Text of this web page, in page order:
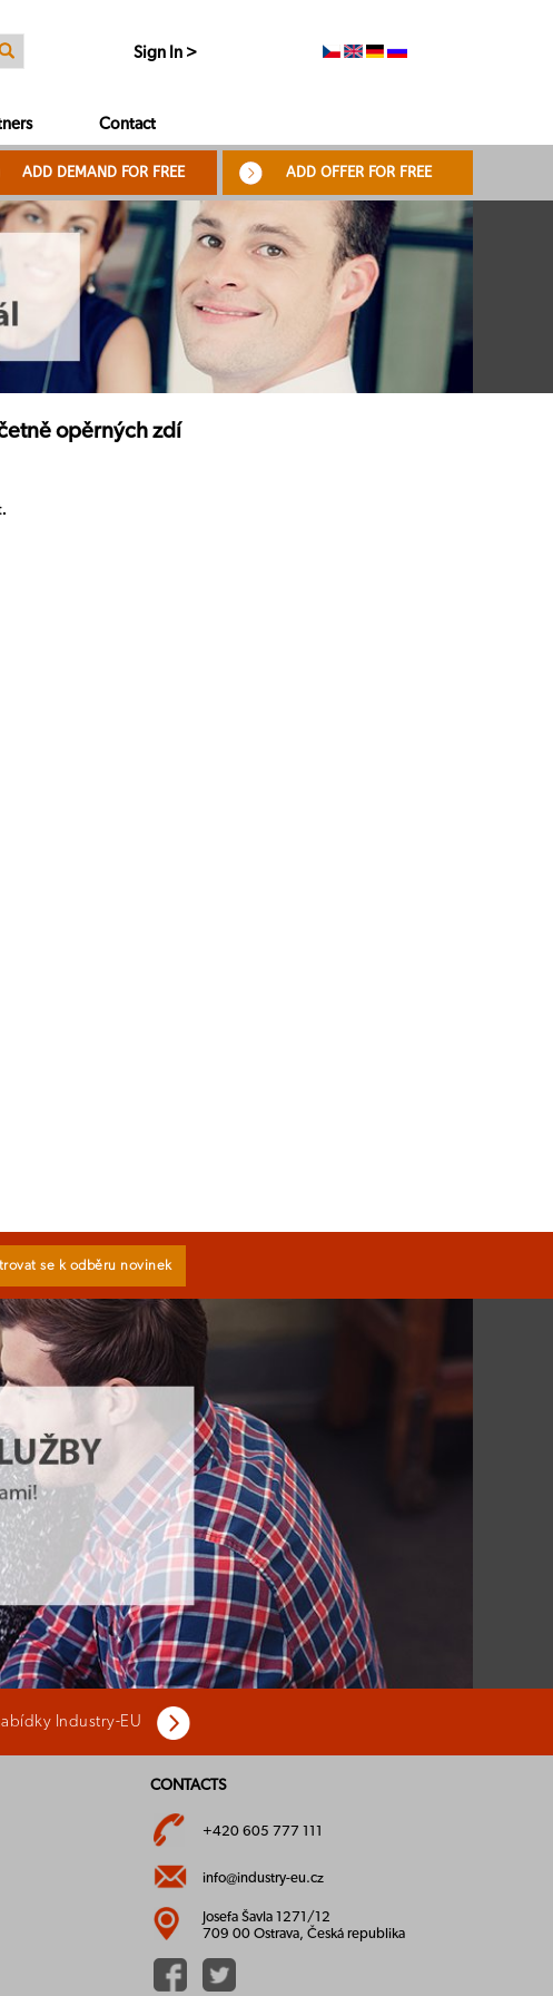
Sign In >
Contact
ADD DEMAND FOR FREE ADD OFFER FOR FREE
opěrných zdí
se k odběru novinek
Industry-EU
CONTACTS
+420 605 777 111
info@industry-eu.cz
Josefa Šavla 1271/12
709 00 Ostrava, Česká republika